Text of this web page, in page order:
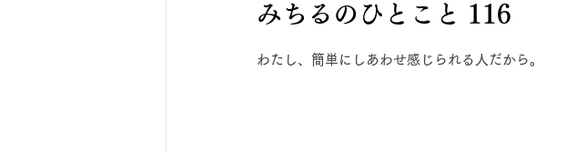
みちるのひとこと 116
わたし、簡単にしあわせ感じられる人だから。